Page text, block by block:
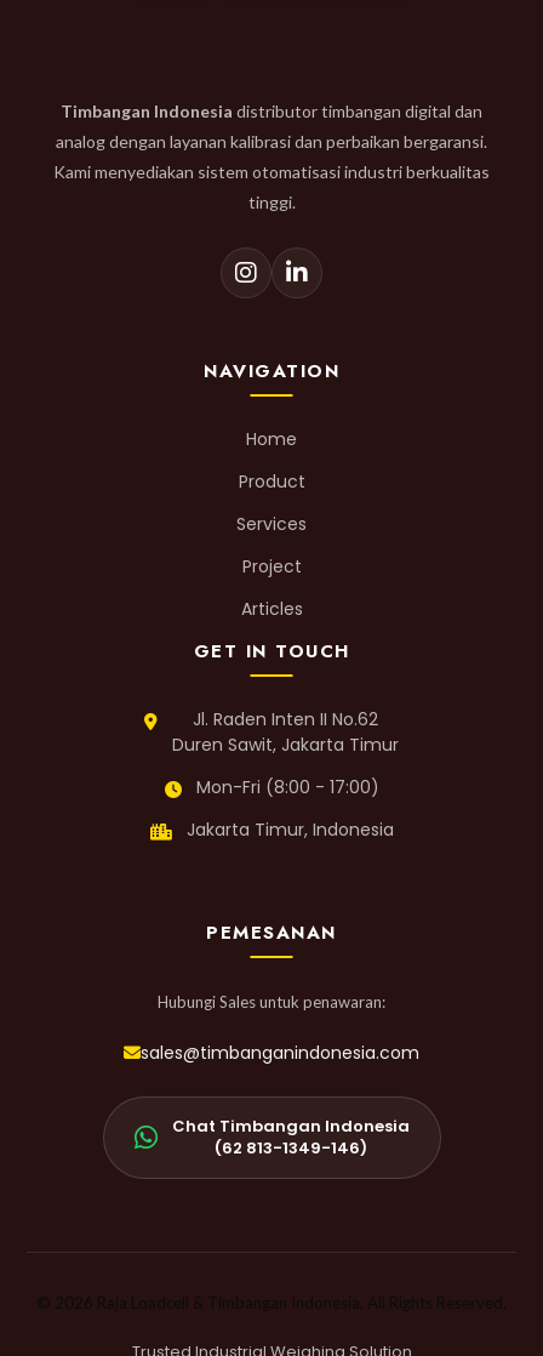
Timbangan Indonesia distributor timbangan digital dan
analog dengan layanan kalibrasi dan perbaikan bergaransi.
Kami menyediakan sistem otomatisasi industri berkualitas
tinggi.
NAVIGATION
Home
Product
Services
Project
Articles
GET IN TOUCH
Jl. Raden Inten II No.62
Duren Sawit, Jakarta Timur
Mon-Fri (8:00 - 17:00)
Jakarta Timur, Indonesia
PEMESANAN
Hubungi Sales untuk penawaran:
sales@timbanganindonesia.com
Chat Timbangan Indonesia
(62 813-1349-146)
© 2026 Raja Loadcell & Timbangan Indonesia. All Rights Reserved.